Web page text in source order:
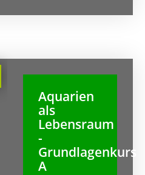
Aquarien
als
Lebensraum
-
Grundlagenkurs
A